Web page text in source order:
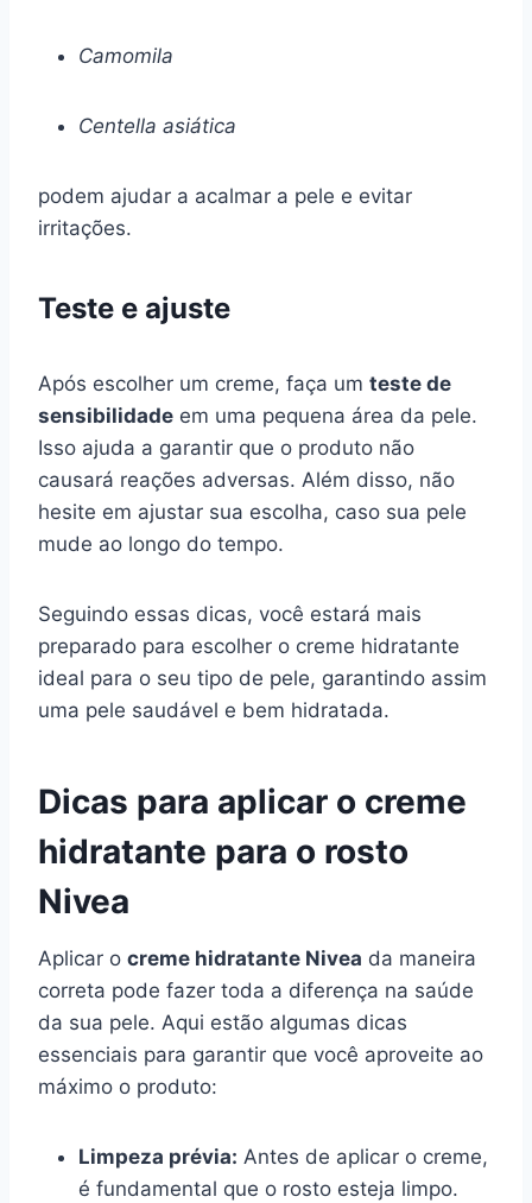
Camomila
Centella asiática
podem ajudar a acalmar a pele e evitar
irritações.
Teste e ajuste
Após escolher um creme, faça um teste de
sensibilidade em uma pequena área da pele.
Isso ajuda a garantir que o produto não
causará reações adversas. Além disso, não
hesite em ajustar sua escolha, caso sua pele
mude ao longo do tempo.
Seguindo essas dicas, você estará mais
preparado para escolher o creme hidratante
ideal para o seu tipo de pele, garantindo assim
uma pele saudável e bem hidratada.
Dicas para aplicar o creme
hidratante para o rosto
Nivea
Aplicar o creme hidratante Nivea da maneira
correta pode fazer toda a diferença na saúde
da sua pele. Aqui estão algumas dicas
essenciais para garantir que você aproveite ao
máximo o produto:
Limpeza prévia: Antes de aplicar o creme,
é fundamental que o rosto esteja limpo.